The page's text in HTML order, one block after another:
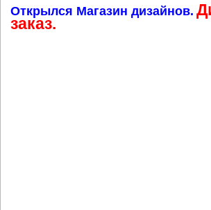
Открылся Магазин дизайнов.
заказ.